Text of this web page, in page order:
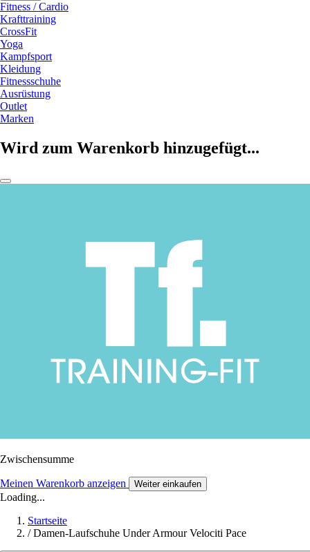
Fitness / Cardio
Krafttraining
CrossFit
Yoga
Kampfsport
Kleidung
Fitnessschuhe
Ausrüstung
Outlet
Marken
Wird zum Warenkorb hinzugefügt...
Zwischensumme
Meinen Warenkorb anzeigen Weiter einkaufen
Loading...
Startseite
/ Damen-Laufschuhe Under Armour Velociti Pace